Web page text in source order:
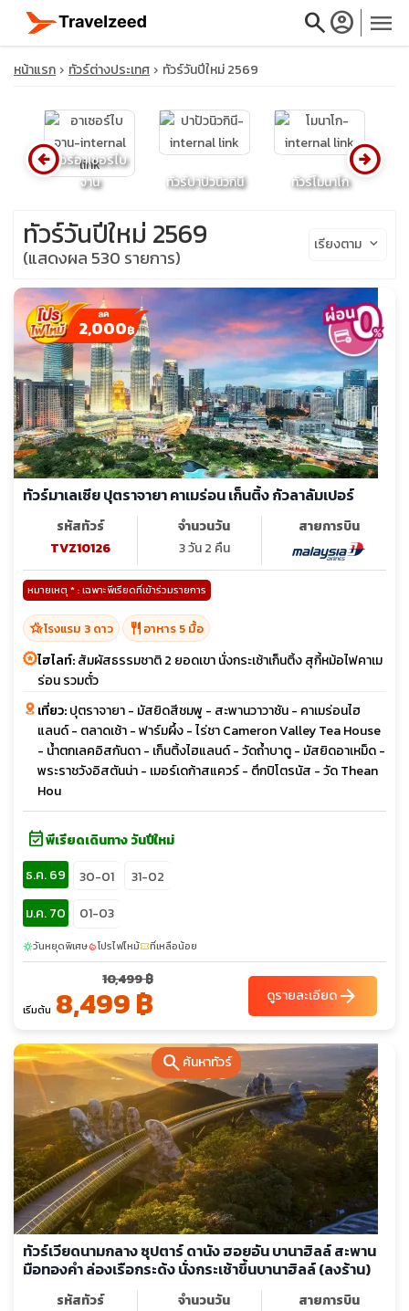
searchaccount_circle menu
close
travel_explore
calendar_month
search
หน้าแรก ทัวร์ต่างประเทศ ทัวร์วันปีใหม่ 2569
ทัวร์อาเซอร์ไบ
จาน
ทัวร์ปาปัวนิวกินี ทัวร์โมนาโก
arrow_circle_left arrow_circle_right
searchค้นหาทัวร์
ทัวร์วันปีใหม่ 2569
(แสดงผล 530 รายการ)
เรียงตาม keyboard_arrow_down
2,000฿
ทัวร์มาเลเซีย ปุตราจายา คาเมร่อน เก็นติ้ง กัวลาลัมเปอร์
รหัสทัวร์
TVZ10126
จำนวนวัน
3 วัน 2 คืน
สายการบิน
หมายเหตุ * : เฉพาะพีเรียดที่เข้าร่วมรายการ
hotel_classโรงแรม 3 ดาว restaurant อาหาร 5 มื้อ
ไฮไลท์:สัมผัสธรรมชาติ 2 ยอดเขา นั่งกระเช้าเก็นติ้ง สุกี้หม้อไฟคาเม
ร่อน รวมตั๋ว
เที่ยว:ปุตราจายา - มัสยิดสีชมพู - สะพานวาวาชัน - คาเมร่อนไฮ
แลนด์ - ตลาดเช้า - ฟาร์มผึ้ง - ไร่ชา Cameron Valley Tea House
- น้ำตกเลคอิสกันดา - เก็นติ้งไฮแลนด์ - วัดถ้ำบาตู - มัสยิดอาเหม็ด -
พระราชวังอิสตันน่า - เมอร์เดก้าสแควร์ - ตึกปิโตรนัส - วัด Thean
Hou
event_availableพีเรียดเดินทาง วันปีใหม่
ธ.ค. 69
30-01
31-02
ม.ค. 70
01-03
sunnyวันหยุดพิเศษlocal_fire_departmentโปรไฟไหม้confirmation_numberที่เหลือน้อย
เริ่มต้น
10,499 ฿
8,499 ฿ ดูรายละเอียดarrow_forward
ทัวร์เวียดนามกลาง ซุปตาร์ ดานัง ฮอยอัน บานาฮิลล์ สะพาน
มือทองคำ ล่องเรือกระด้ง นั่งกระเช้าขึ้นบานาฮิลล์ (ลงร้าน)
รหัสทัวร์
จำนวนวัน
สายการบิน